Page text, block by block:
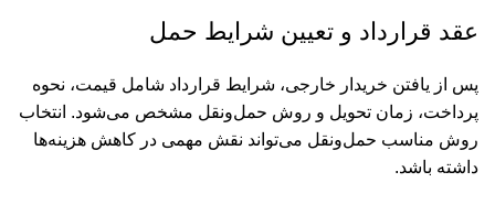
عقد قرارداد و تعیین شرایط حمل
پس از یافتن خریدار خارجی، شرایط قرارداد شامل قیمت، نحوه
پرداخت، زمان تحویل و روش حمل‌ونقل مشخص می‌شود. انتخاب
روش مناسب حمل‌ونقل می‌تواند نقش مهمی در کاهش هزینه‌ها
داشته باشد.